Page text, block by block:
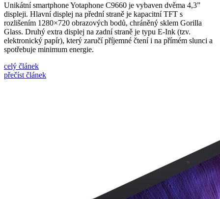
Unikátní smartphone Yotaphone C9660 je vybaven dvěma 4,3”
displeji. Hlavní displej na přední straně je kapacitní TFT s
rozlišením 1280×720 obrazových bodů, chráněný sklem Gorilla
Glass. Druhý extra displej na zadní straně je typu E-Ink (tzv.
elektronický papír), který zaručí příjemné čtení i na přímém slunci a
spotřebuje minimum energie.
celý článek
přečíst článek